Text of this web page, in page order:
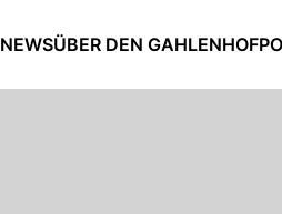
NEWSÜBER DEN GAHLENHOF